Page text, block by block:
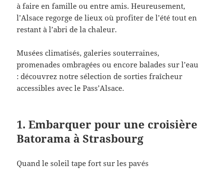
à faire en famille ou entre amis. Heureusement,
l’Alsace regorge de lieux où profiter de l’été tout en
restant à l’abri de la chaleur.
Musées climatisés, galeries souterraines,
promenades ombragées ou encore balades sur l’eau
: découvrez notre sélection de sorties fraîcheur
accessibles avec le Pass’Alsace.
1. Embarquer pour une croisière
Batorama à Strasbourg
Quand le soleil tape fort sur les pavés